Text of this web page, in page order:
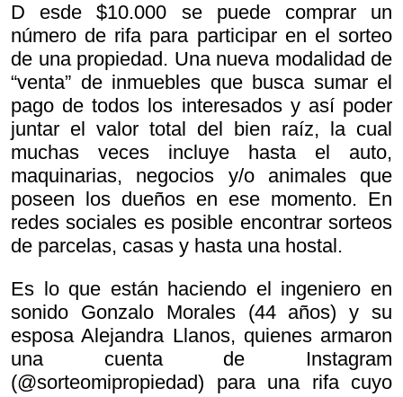
D esde $10.000 se puede comprar un
número de rifa para participar en el sorteo
de una propiedad. Una nueva modalidad de
“venta” de inmuebles que busca sumar el
pago de todos los interesados y así poder
juntar el valor total del bien raíz, la cual
muchas veces incluye hasta el auto,
maquinarias, negocios y/o animales que
poseen los dueños en ese momento. En
redes sociales es posible encontrar sorteos
de parcelas, casas y hasta una hostal.
Es lo que están haciendo el ingeniero en
sonido Gonzalo Morales (44 años) y su
esposa Alejandra Llanos, quienes armaron
una cuenta de Instagram
(@sorteomipropiedad) para una rifa cuyo